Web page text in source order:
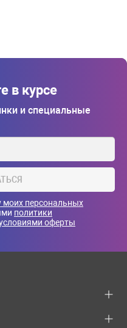
в курсе
и специальные
моих персональных
политики
оферты